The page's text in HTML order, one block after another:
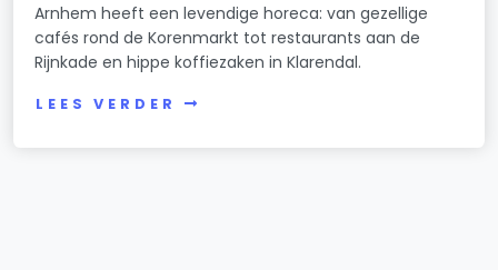
Arnhem heeft een levendige horeca: van gezellige
cafés rond de Korenmarkt tot restaurants aan de
Rijnkade en hippe koffiezaken in Klarendal.
LEES VERDER